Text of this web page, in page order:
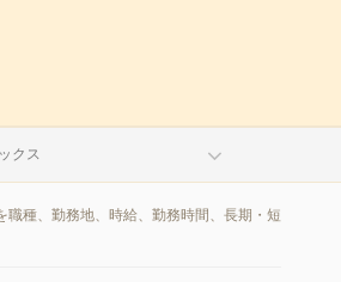
クス
種、勤務地、時給、勤務時間、長期・短